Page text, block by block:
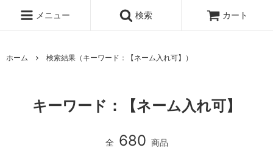
メニュー 検索 カート
ホーム 検索結果（キーワード：【ネーム入れ可】）
キーワード：【ネーム入れ可】
全 680 商品